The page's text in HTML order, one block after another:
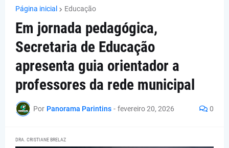
Página inicial Educação
Em jornada pedagógica,
Secretaria de Educação
apresenta guia orientador a
professores da rede municipal
Por Panorama Parintins - fevereiro 20, 2026 0
DRA. CRISTIANE BRELAZ